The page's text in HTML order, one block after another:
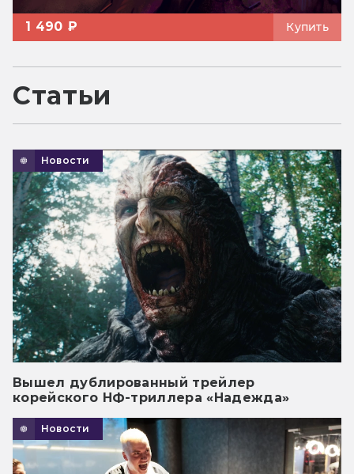
1 490 ₽ Купить
Статьи
Новости
Вышел дублированный трейлер
корейского НФ-триллера «Надежда»
Новости